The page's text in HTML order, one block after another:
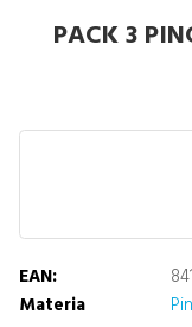
PACK 3
EAN:
Materia